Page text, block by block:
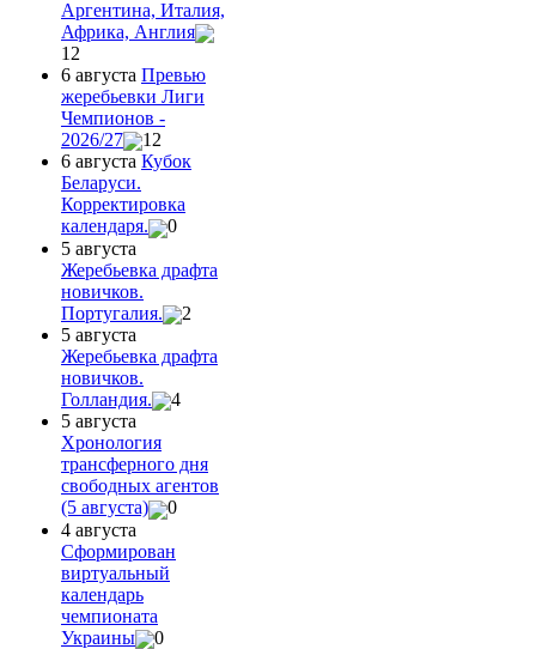
Аргентина, Италия,
Африка, Англия
12
6 августа Превью
жеребьевки Лиги
Чемпионов -
2026/27
12
6 августа Кубок
Беларуси.
Корректировка
календаря.
0
5 августа
Жеребьевка драфта
новичков.
Португалия.
2
5 августа
Жеребьевка драфта
новичков.
Голландия.
4
5 августа
Хронология
трансферного дня
свободных агентов
(5 августа)
0
4 августа
Сформирован
виртуальный
календарь
чемпионата
Украины
0